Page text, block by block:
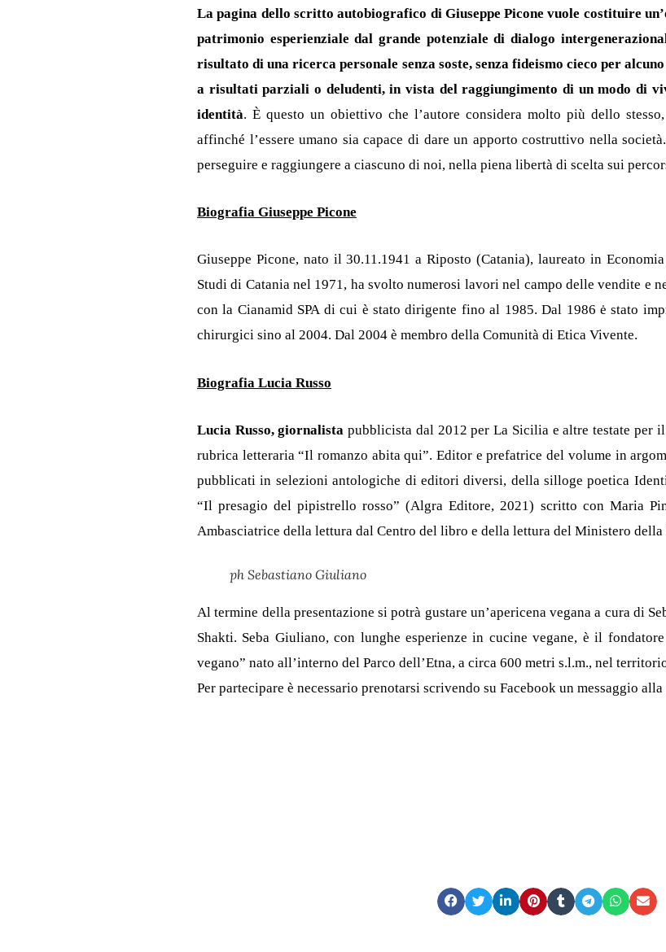
La pagina dello scritto autobiografico di Giuseppe Picone vuole costituire
patrimonio esperienziale dal grande potenziale di dialogo
risultato di una ricerca personale senza soste, senza fideismo cieco per
a risultati parziali o deludenti, in vista del raggiungimento di un modo di
identità. È questo un obiettivo che l’autore considera molto più dello
affinché l’essere umano sia capace di dare un apporto costruttivo nella
perseguire e raggiungere a ciascuno di noi, nella piena libertà di scelta sui
Biografia Giuseppe Picone
Giuseppe Picone, nato il 30.11.1941 a Riposto (Catania), laureato in
Studi di Catania nel 1971, ha svolto numerosi lavori nel campo delle vendite e
con la Cianamid SPA di cui è stato dirigente fino al 1985. Dal 1986 ė stato
chirurgici sino al 2004. Dal 2004 è membro della Comunità di Etica Vivente.
Biografia Lucia Russo
Lucia Russo, giornalista pubblicista dal 2012 per La Sicilia e altre testate per
rubrica letteraria “Il romanzo abita qui”. Editor e prefatrice del volume in
pubblicati in selezioni antologiche di editori diversi, della silloge poetica
“Il presagio del pipistrello rosso” (Algra Editore, 2021) scritto con Maria
Ambasciatrice della lettura dal Centro del libro e della lettura del Ministero della
ph Sebastiano Giuliano
Al termine della presentazione si potrà gustare un’apericena vegana a cura di
Shakti. Seba Giuliano, con lunghe esperienze in cucine vegane, è il
vegano” nato all’interno del Parco dell’Etna, a circa 600 metri s.l.m., nel
Per partecipare è necessario prenotarsi scrivendo su Facebook un messaggio alla